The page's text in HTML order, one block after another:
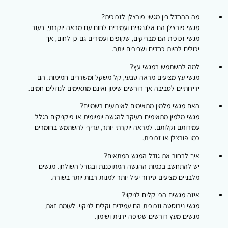
מה ההבדל בין מגשי פורצלן לזכוכית?
מגשי פורצלן הם אלגנטיים ועמידים לחום עם מראה יוקרתי, בעוד
מגשי זכוכית הם מבריקים, שקופים ועמידים גם כן לחום, אך
יכולים להיות כבדים ושבירים יותר.
למה להשתמש במגשי עץ?
מגשי עץ מציעים מראה טבעי, קל משקל ומשדרים חמימות. הם
ידידותיים לסביבה אך דורשים שימון ואינם מתאימים לנוזלים חמים.
האם מגשי מלמין מתאימים לאירועים רשמיים?
מגשי מלמין מתאימים בעיקר להגשה יומיומית או פיקניקים בגלל
עמידותם וקלותם. למראה יוקרתי יותר, עדיף להשתמש בחומרים
כמו פורצלן או זכוכית.
איך לבחור את גודל המגש המתאים?
יש להתחשב בכמות ההגשה המתוכננת ובגודל השולחן. מגשים
מלבניים מציעים סידור יעיל יותר למנות רבות יותר בשורה.
איזה מגשים הכי קלים לניקוי?
מגשי נירוסטה וזכוכית הם עמידים וקלים לניקוי. לעומת זאת,
מגשים מעץ דורשים שטיפה ידנית ושימון.